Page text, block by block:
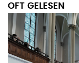
OFT GELESEN